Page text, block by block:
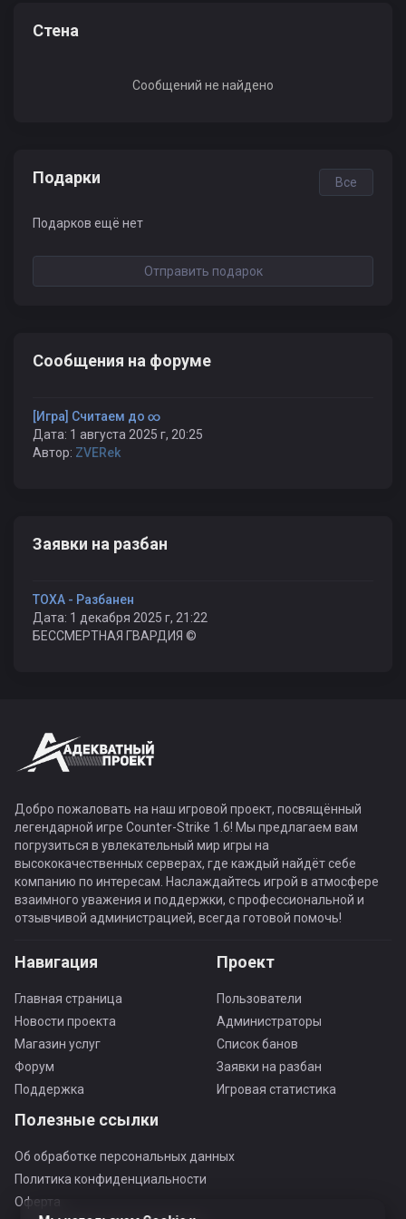
Стена
Сообщений не найдено
Подарки Все
Подарков ещё нет
Отправить подарок
Сообщения на форуме
[Игра] Считаем до ∞
Дата: 1 августа 2025 г, 20:25
Автор: ZVERek
Заявки на разбан
TOXA - Разбанен
Дата: 1 декабря 2025 г, 21:22
БЕССМЕРТНАЯ ГВАРДИЯ ©
Добро пожаловать на наш игровой проект, посвящённый
легендарной игре Counter-Strike 1.6! Мы предлагаем вам
погрузиться в увлекательный мир игры на
высококачественных серверах, где каждый найдёт себе
компанию по интересам. Наслаждайтесь игрой в атмосфере
взаимного уважения и поддержки, с профессиональной и
отзывчивой администрацией, всегда готовой помочь!
Навигация
Главная страница
Новости проекта
Магазин услуг
Форум
Поддержка
Проект
Пользователи
Администраторы
Список банов
Заявки на разбан
Игровая статистика
Полезные ссылки
Об обработке персональных данных
Политика конфиденциальности
Оферта